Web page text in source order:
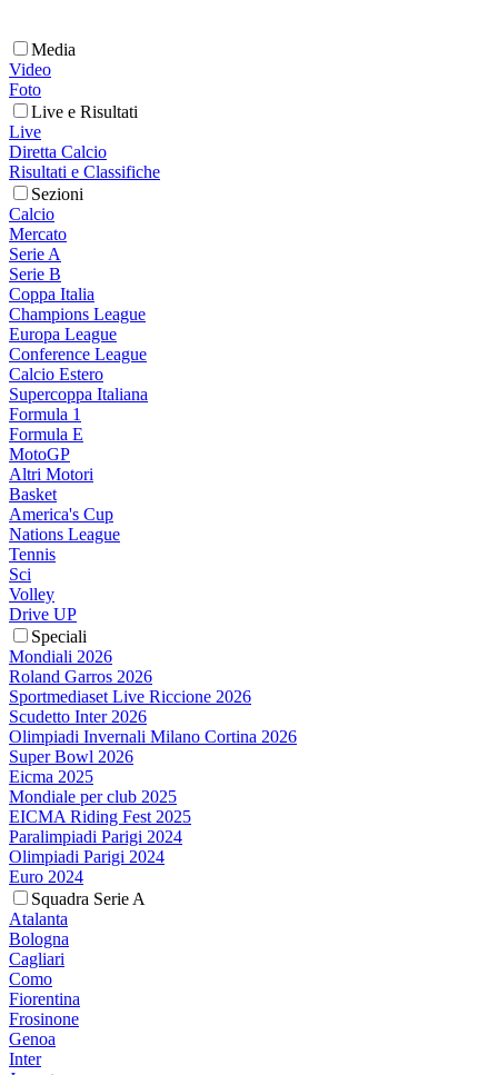
Media
Video
Foto
Live e Risultati
Live
Diretta Calcio
Risultati e Classifiche
Sezioni
Calcio
Mercato
Serie A
Serie B
Coppa Italia
Champions League
Europa League
Conference League
Calcio Estero
Supercoppa Italiana
Formula 1
Formula E
MotoGP
Altri Motori
Basket
America's Cup
Nations League
Tennis
Sci
Volley
Drive UP
Speciali
Mondiali 2026
Roland Garros 2026
Sportmediaset Live Riccione 2026
Scudetto Inter 2026
Olimpiadi Invernali Milano Cortina 2026
Super Bowl 2026
Eicma 2025
Mondiale per club 2025
EICMA Riding Fest 2025
Paralimpiadi Parigi 2024
Olimpiadi Parigi 2024
Euro 2024
Squadra Serie A
Atalanta
Bologna
Cagliari
Como
Fiorentina
Frosinone
Genoa
Inter